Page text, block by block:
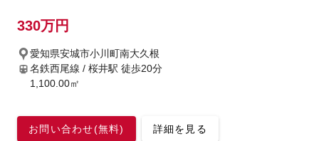
330万円
愛知県安城市小川町南大久根
名鉄西尾線 / 桜井駅 徒歩20分
1,100.00㎡
お問い合わせ(無料) 詳細を見る